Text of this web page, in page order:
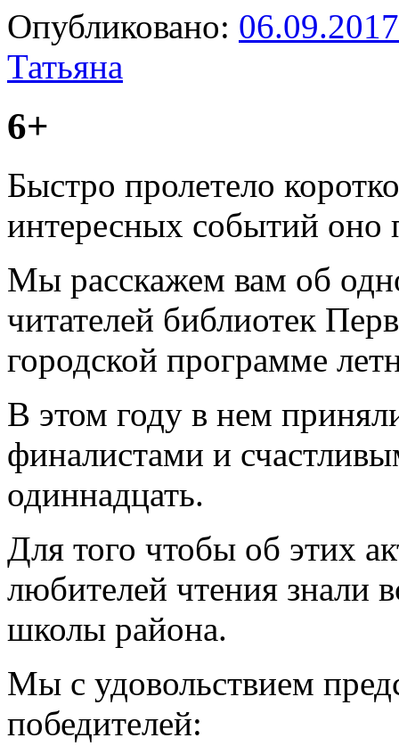
Опубликовано: 06.09.2017
Татьяна
6+
Быстро пролетело
интересных событий
Мы расскажем вам об
читателей библиотек
городской программе
В этом году в нем
финалистами и
одиннадцать.
Для того чтобы об этих
любителей чтения знали
школы района.
Мы с удовольствием
победителей: